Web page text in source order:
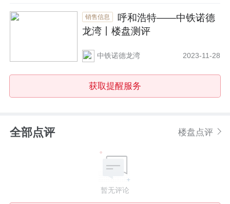
销售信息
呼和浩特——中铁诺德
龙湾丨楼盘测评
中铁诺德龙湾 2023-11-28
获取提醒服务
楼盘点评
全部点评
暂无评论